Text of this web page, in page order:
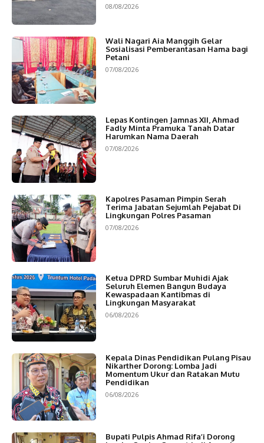
08/08/2026
Wali Nagari Aia Manggih Gelar
Sosialisasi Pemberantasan Hama bagi
Petani
07/08/2026
Lepas Kontingen Jamnas XII, Ahmad
Fadly Minta Pramuka Tanah Datar
Harumkan Nama Daerah
07/08/2026
Kapolres Pasaman Pimpin Serah
Terima Jabatan Sejumlah Pejabat Di
Lingkungan Polres Pasaman
07/08/2026
Ketua DPRD Sumbar Muhidi Ajak
Seluruh Elemen Bangun Budaya
Kewaspadaan Kantibmas di
Lingkungan Masyarakat
06/08/2026
Kepala Dinas Pendidikan Pulang Pisau
Nikarther Dorong: Lomba Jadi
Momentum Ukur dan Ratakan Mutu
Pendidikan
06/08/2026
Bupati Pulpis Ahmad Rifa’i Dorong